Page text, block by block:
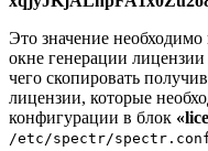
Это значение необходимо
окне генерации
чего скопировать
лицензии, которые
конфигурации в блок
/etc/spectr/